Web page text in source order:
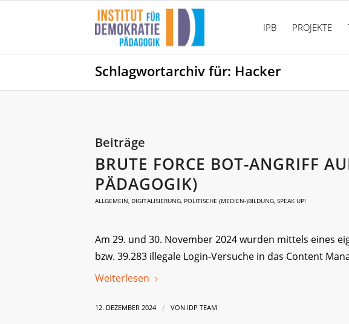
IPB PROJEKTE
Schlagwortarchiv für: Hacker
Beiträge
BRUTE FORCE BOT-ANGRIFF
PÄDAGOGIK)
ALLGEMEIN, DIGITALISIERUNG, POLITISCHE (MEDIEN-)BILDUNG, SPEAK UP!
Am 29. und 30. November 2024 wurden mittels eines
bzw. 39.283 illegale Login-Versuche in das Content
Weiterlesen
12. DEZEMBER 2024 / VON IDP TEAM